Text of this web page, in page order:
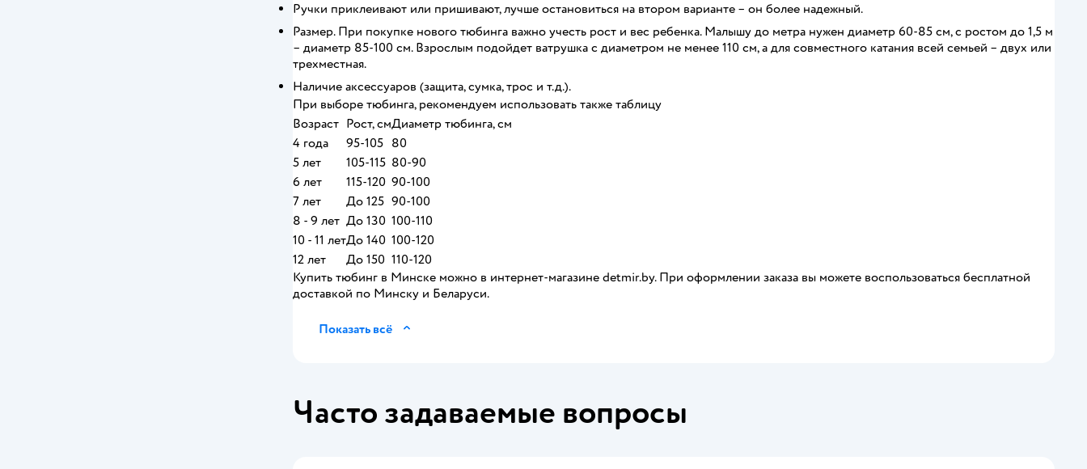
Ручки приклеивают или пришивают, лучше остановиться на втором варианте – он более надежный.
Размер. При покупке нового тюбинга важно учесть рост и вес ребенка. Малышу до метра нужен диаметр 60-85 см, с ростом до 1,5 м
– диаметр 85-100 см. Взрослым подойдет ватрушка с диаметром не менее 110 см, а для совместного катания всей семьей – двух или
трехместная.
Наличие аксессуаров (защита, сумка, трос и т.д.).
При выборе тюбинга, рекомендуем использовать также таблицу
Возраст Рост, смДиаметр тюбинга, см
4 года
95-105 80
5 лет
105-115 80-90
6 лет
115-120 90-100
7 лет
До 125 90-100
8 - 9 лет До 130 100-110
10 - 11 летДо 140 100-120
12 лет
До 150 110-120
Купить тюбинг в Минске можно в интернет-магазине detmir.by. При оформлении заказа вы можете воспользоваться бесплатной
доставкой по Минску и Беларуси.
Показать всё
Часто задаваемые вопросы